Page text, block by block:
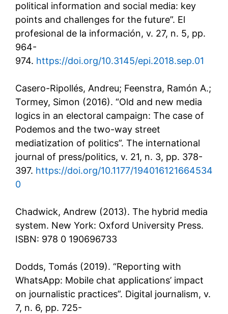
political information and social media: key
points and challenges for the future”. El
profesional de la información, v. 27, n. 5, pp.
964-
974. https://doi.org/10.3145/epi.2018.sep.01
Casero-Ripollés, Andreu; Feenstra, Ramón A.;
Tormey, Simon (2016). “Old and new media
logics in an electoral campaign: The case of
Podemos and the two-way street
mediatization of politics”. The international
journal of press/politics, v. 21, n. 3, pp. 378-
397. https://doi.org/10.1177/194016121664534
0
Chadwick, Andrew (2013). The hybrid media
system. New York: Oxford University Press.
ISBN: 978 0 190696733
Dodds, Tomás (2019). “Reporting with
WhatsApp: Mobile chat applications’ impact
on journalistic practices”. Digital journalism, v.
7, n. 6, pp. 725-